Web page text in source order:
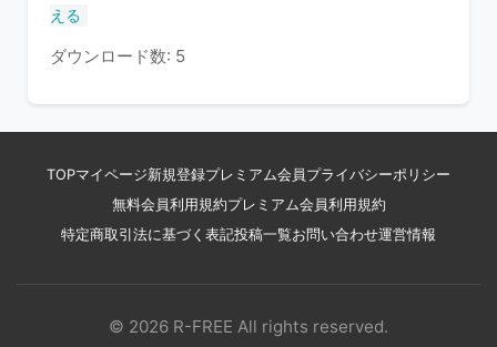
える
ダウンロード数: 5
TOPマイページ新規登録プレミアム会員 プライバシーポリシー
無料会員利用規約プレミアム会員利用規約
特定商取引法に基づく表記投稿一覧お問い合わせ運営情報
© 2026 R-FREE All rights reserved.